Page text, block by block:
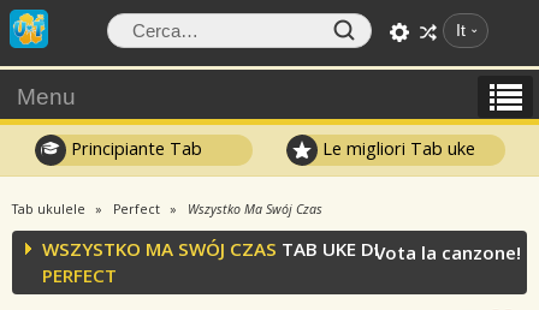
It
Menu
Principiante Tab Le migliori Tab uke
Tab ukulele Perfect Wszystko Ma Swój Czas
WSZYSTKO MA SWÓJ CZAS TAB UKE DI
PERFECT
Vota la canzone!